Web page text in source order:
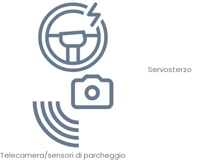
Servosterzo
Telecamera/sensori di parcheggio